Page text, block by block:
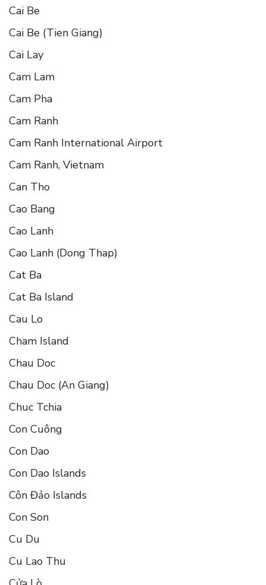
Cai Be
Cai Be (Tien Giang)
Cai Lay
Cam Lam
Cam Pha
Cam Ranh
Cam Ranh International Airport
Cam Ranh, Vietnam
Can Tho
Cao Bang
Cao Lanh
Cao Lanh (Dong Thap)
Cat Ba
Cat Ba Island
Cau Lo
Cham Island
Chau Doc
Chau Doc (An Giang)
Chuc Tchia
Con Cuông
Con Dao
Con Dao Islands
Côn Đảo Islands
Con Son
Cu Du
Cu Lao Thu